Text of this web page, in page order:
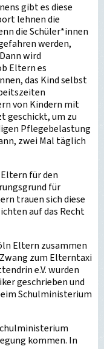
gibt es diese
lehnen die
die Schüler*innen
werden,
wird
Eltern es
das Kind selbst
von Kindern mit
geschickt, um zu
Pflegebelastung
zwei Mal täglich
für den
für
trauen sich diese
auf das Recht
Eltern zusammen
zum Elterntaxi
e.V. wurden
geschrieben und
Schulministerium
kommen. In